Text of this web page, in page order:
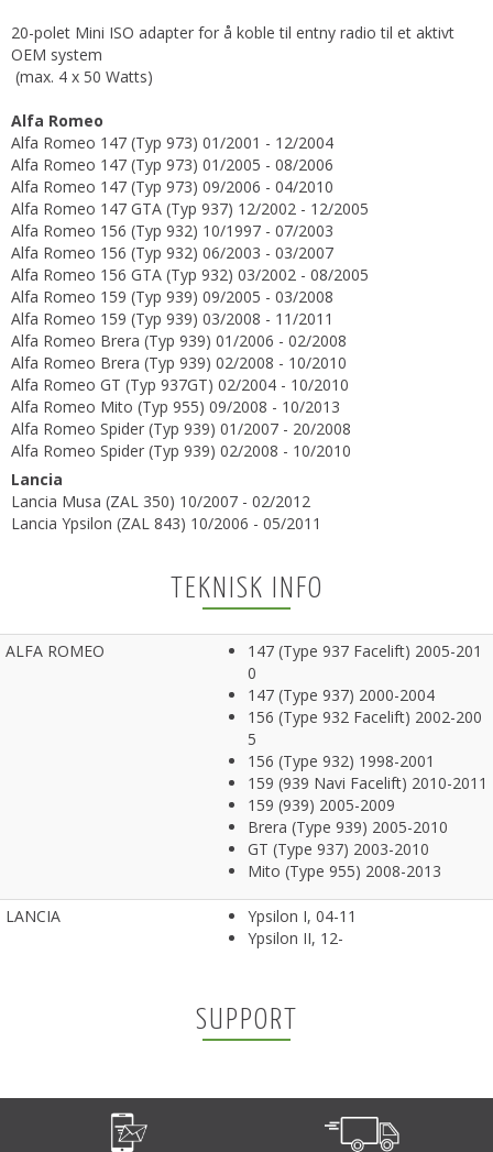
20-polet Mini ISO adapter for å koble til entny radio til et aktivt
OEM system
(max. 4 x 50 Watts)
Alfa Romeo
Alfa Romeo 147 (Typ 973) 01/2001 - 12/2004
Alfa Romeo 147 (Typ 973) 01/2005 - 08/2006
Alfa Romeo 147 (Typ 973) 09/2006 - 04/2010
Alfa Romeo 147 GTA (Typ 937) 12/2002 - 12/2005
Alfa Romeo 156 (Typ 932) 10/1997 - 07/2003
Alfa Romeo 156 (Typ 932) 06/2003 - 03/2007
Alfa Romeo 156 GTA (Typ 932) 03/2002 - 08/2005
Alfa Romeo 159 (Typ 939) 09/2005 - 03/2008
Alfa Romeo 159 (Typ 939) 03/2008 - 11/2011
Alfa Romeo Brera (Typ 939) 01/2006 - 02/2008
Alfa Romeo Brera (Typ 939) 02/2008 - 10/2010
Alfa Romeo GT (Typ 937GT) 02/2004 - 10/2010
Alfa Romeo Mito (Typ 955) 09/2008 - 10/2013
Alfa Romeo Spider (Typ 939) 01/2007 - 20/2008
Alfa Romeo Spider (Typ 939) 02/2008 - 10/2010
Lancia
Lancia Musa (ZAL 350) 10/2007 - 02/2012
Lancia Ypsilon (ZAL 843) 10/2006 - 05/2011
TEKNISK INFO
ALFA ROMEO
147 (Type 937 Facelift) 2005-201
0
147 (Type 937) 2000-2004
156 (Type 932 Facelift) 2002-200
5
156 (Type 932) 1998-2001
159 (939 Navi Facelift) 2010-2011
159 (939) 2005-2009
Brera (Type 939) 2005-2010
GT (Type 937) 2003-2010
Mito (Type 955) 2008-2013
LANCIA
Ypsilon I, 04-11
Ypsilon II, 12-
SUPPORT